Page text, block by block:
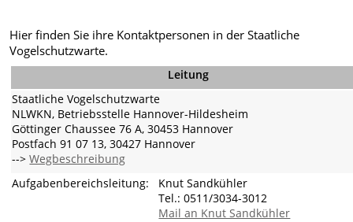
Hier finden Sie ihre Kontaktpersonen in der Staatliche
Vogelschutzwarte.
Leitung
Staatliche Vogelschutzwarte
NLWKN, Betriebsstelle Hannover-Hildesheim
Göttinger Chaussee 76 A, 30453 Hannover
Postfach 91 07 13, 30427 Hannover
-->Wegbeschreibung
Aufgabenbereichsleitung:
Knut Sandkühler
Tel.: 0511/3034-3012
Mail an Knut Sandkühler